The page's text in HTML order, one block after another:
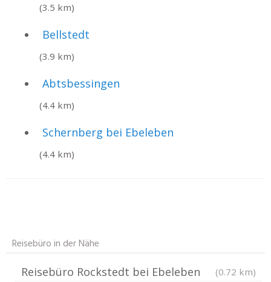
(3.5 km)
Bellstedt
(3.9 km)
Abtsbessingen
(4.4 km)
Schernberg bei Ebeleben
(4.4 km)
Reisebüro in der Nähe
Reisebüro Rockstedt bei Ebeleben (0.72 km)